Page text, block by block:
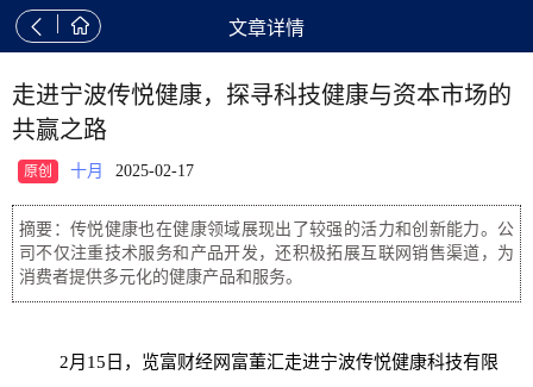
  文章详情
走进宁波传悦健康，探寻科技健康与资本市场的
共赢之路
原创 十月 2025-02-17
摘要：传悦健康也在健康领域展现出了较强的活力和创新能力。公
司不仅注重技术服务和产品开发，还积极拓展互联网销售渠道，为
消费者提供多元化的健康产品和服务。
2月15日，览富财经网富董汇走进宁波传悦健康科技有限